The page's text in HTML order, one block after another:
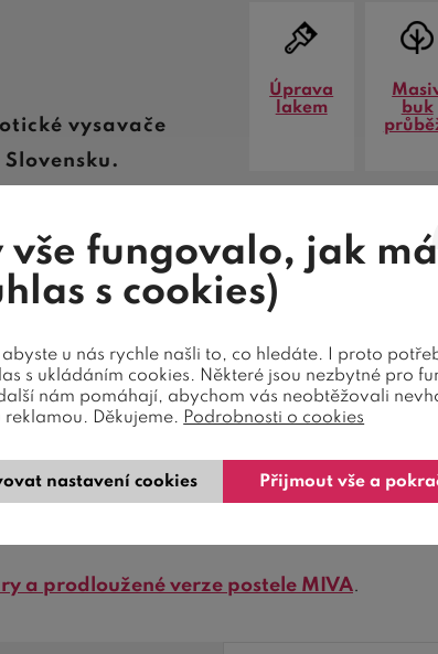
vysavače
Úprava
lakem
buk
dopravy Recenze Dotaz
a přirozená kresba
materiálu
dělá ideálního parťáka pro úsporu místa
a prodloužené verze postele MIVA.
vše fungovalo, jak má
s cookies)
abyste u nás rychle našli to, co hledáte. I proto
s ukládáním cookies. Některé jsou nezbytné pro
nám pomáhají, abychom vás neobtěžovali
reklamou. Děkujeme. Podrobnosti o cookies
nastavení cookies Přijmout vše a